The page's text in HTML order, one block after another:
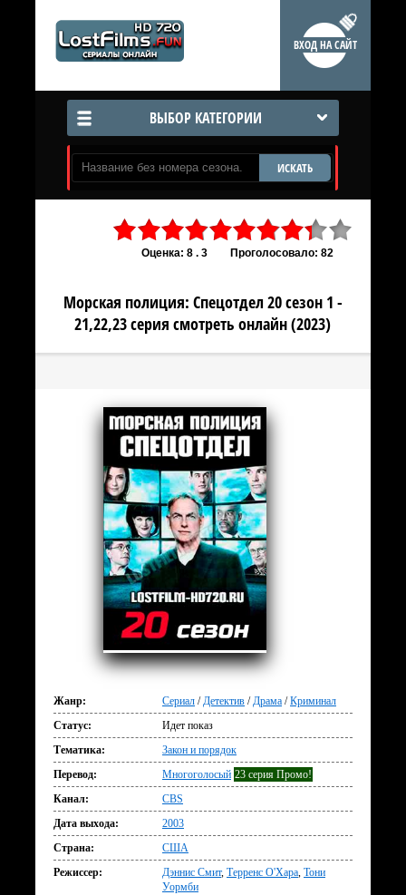
ВХОД НА САЙТ
ВЫБОР КАТЕГОРИИ
ИСКАТЬ
Оценка: 8 . 3 Проголосовало: 82
Морская полиция: Спецотдел 20 сезон 1 -
21,22,23 серия смотреть онлайн (2023)
Жанр: Сериал /Детектив /Драма /Криминал
Статус:
Идет показ
Тематика:
Закон и порядок
Перевод:
Многоголосый 23 серия Промо!
Канал:
CBS
Дата выхода:
2003
Страна:
США
Режиссер:
Дэннис Смит, Терренс О'Хара, Тони
Уормби